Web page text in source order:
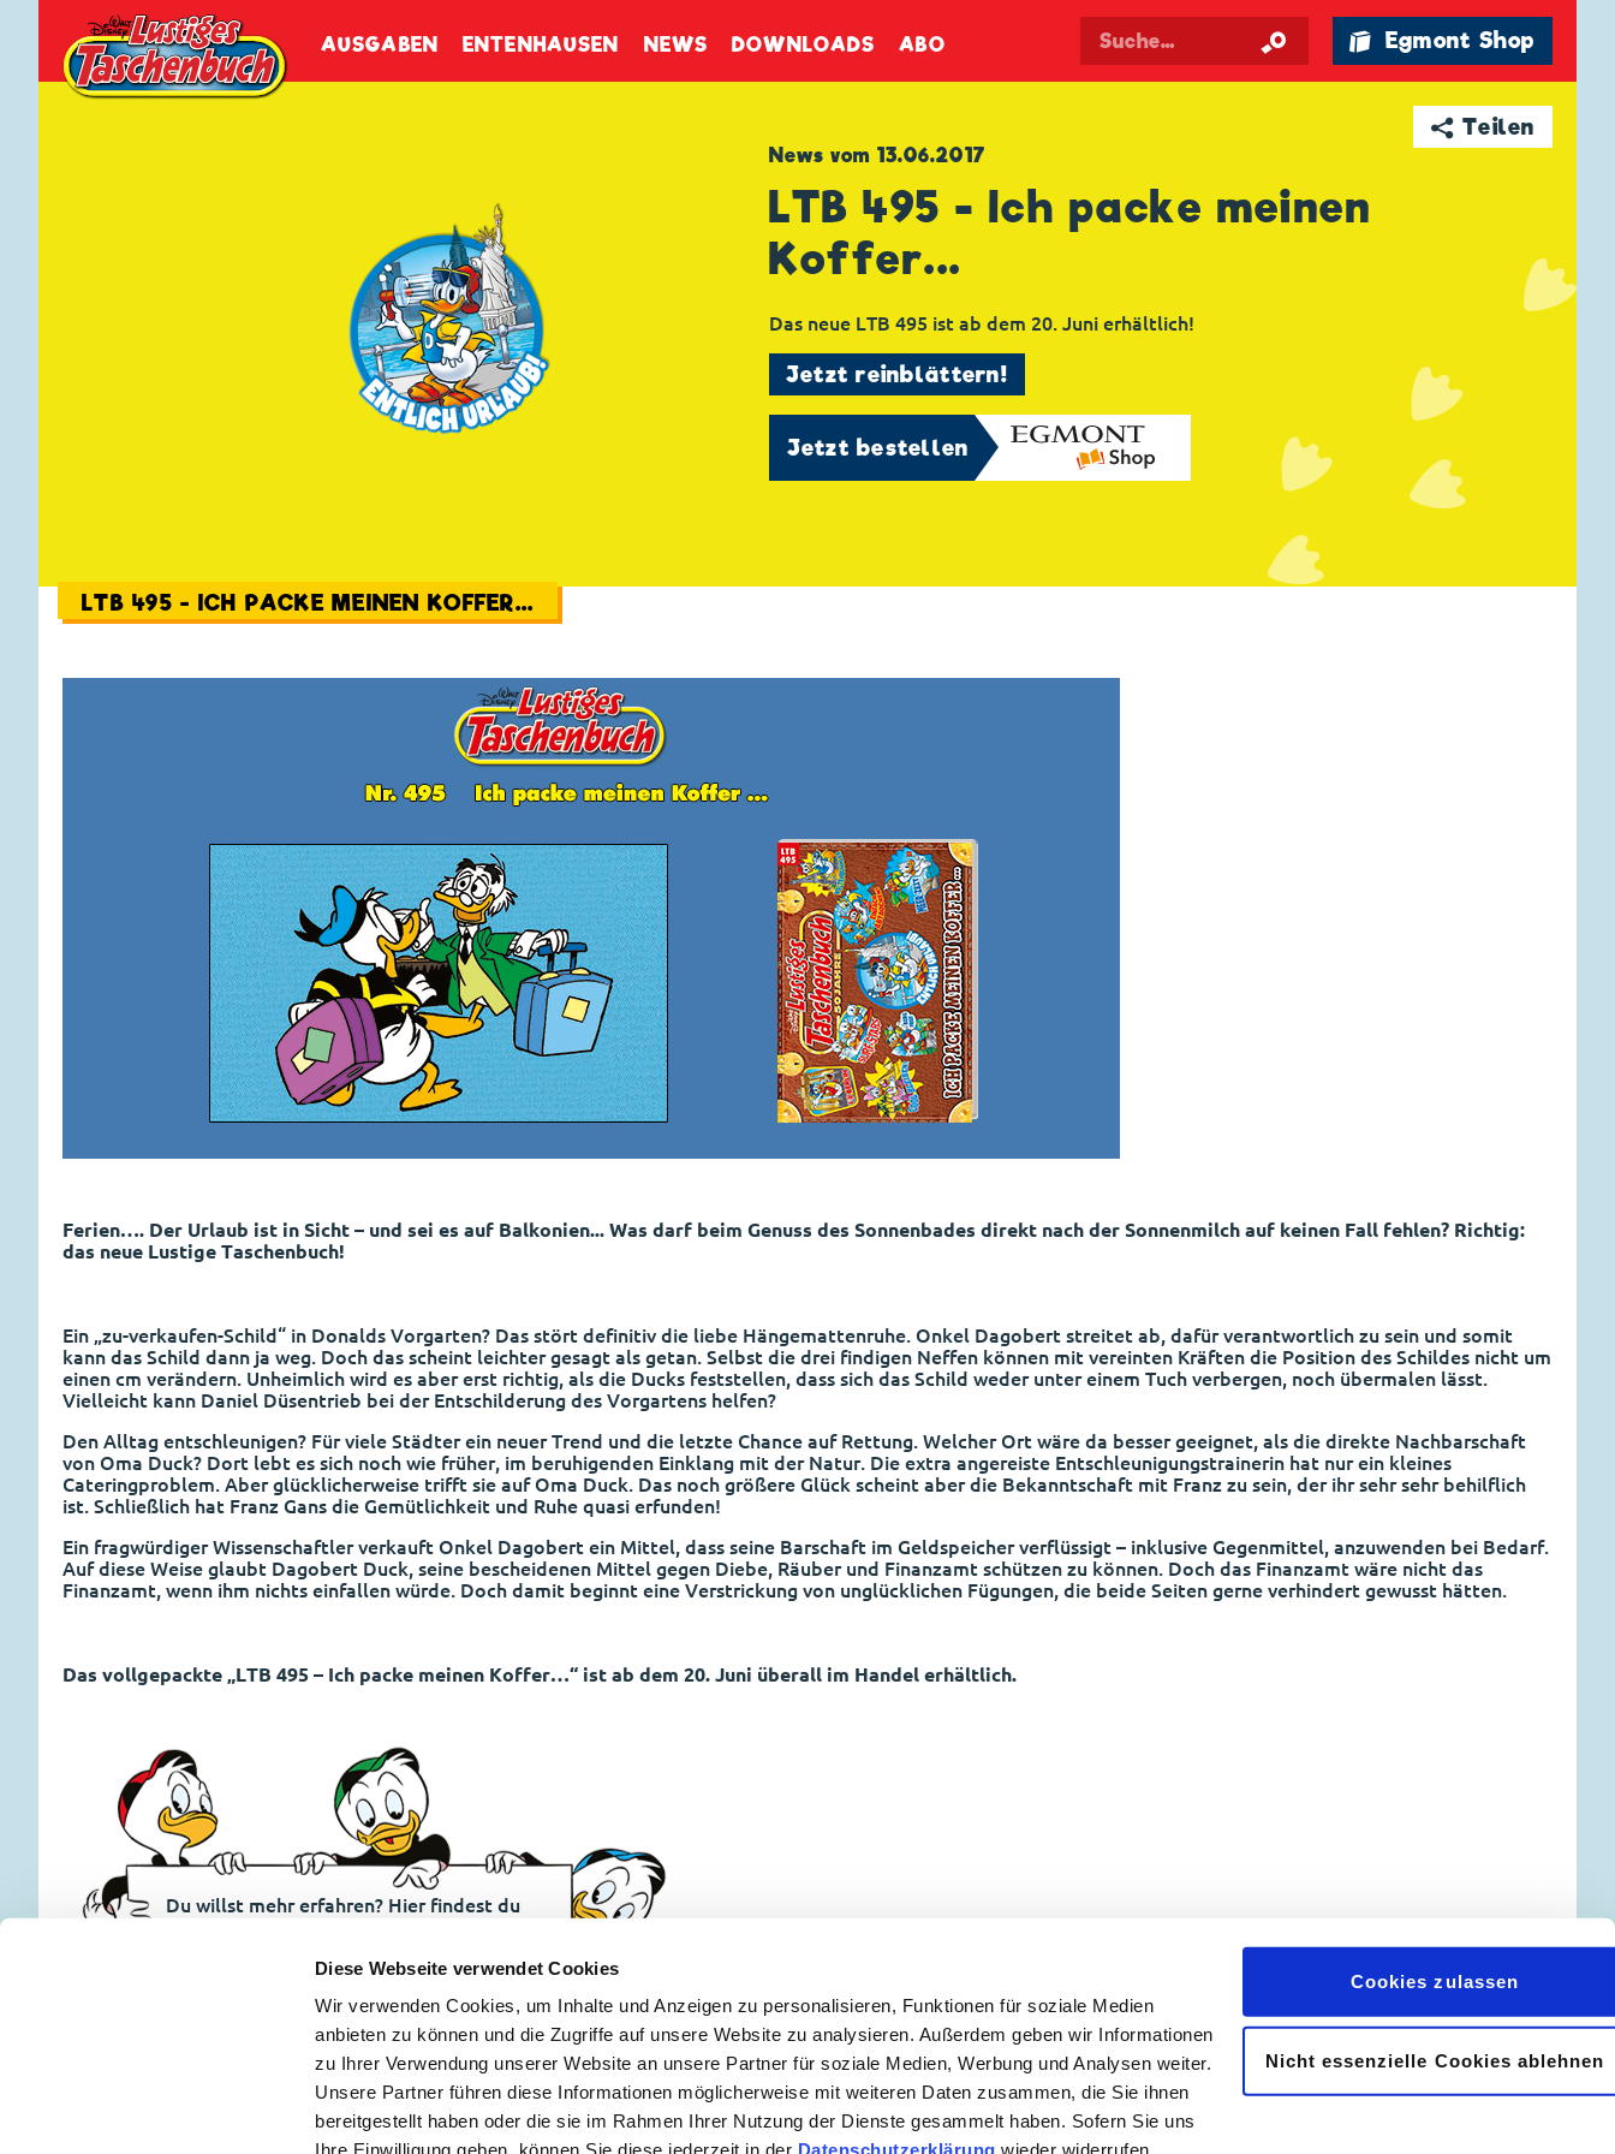
Diese Webseite verwendet Cookies
Wir verwenden Cookies, um Inhalte und Anzeigen zu personalisieren, Funktionen für soziale Medien
anbieten zu können und die Zugriffe auf unsere Website zu analysieren. Außerdem geben wir Informationen
zu Ihrer Verwendung unserer Website an unsere Partner für soziale Medien, Werbung und Analysen weiter.
Unsere Partner führen diese Informationen möglicherweise mit weiteren Daten zusammen, die Sie ihnen
bereitgestellt haben oder die sie im Rahmen Ihrer Nutzung der Dienste gesammelt haben. Sofern Sie uns
Ihre Einwilligung geben, können Sie diese jederzeit in der Datenschutzerklärung wieder widerrufen.
Cookies zulassen
Nicht essenzielle Cookies ablehnen
AUSGABEN ENTENHAUSEN NEWS DOWNLOADS ABO 🛍 Egmont Shop
➦ Teilen
News vom 13.06.2017
LTB 495 - Ich packe meinen
Koffer...
Das neue LTB 495 ist ab dem 20. Juni erhältlich!
Jetzt reinblättern!
Jetzt bestellen
LTB 495 - ICH PACKE MEINEN KOFFER...
Ferien…. Der Urlaub ist in Sicht – und sei es auf Balkonien... Was darf beim Genuss des Sonnenbades direkt nach der Sonnenmilch auf keinen Fall fehlen? Richtig:
das neue Lustige Taschenbuch!
Ein „zu-verkaufen-Schild“ in Donalds Vorgarten? Das stört definitiv die liebe Hängemattenruhe. Onkel Dagobert streitet ab, dafür verantwortlich zu sein und somit
kann das Schild dann ja weg. Doch das scheint leichter gesagt als getan. Selbst die drei findigen Neffen können mit vereinten Kräften die Position des Schildes nicht um
einen cm verändern. Unheimlich wird es aber erst richtig, als die Ducks feststellen, dass sich das Schild weder unter einem Tuch verbergen, noch übermalen lässt.
Vielleicht kann Daniel Düsentrieb bei der Entschilderung des Vorgartens helfen?
Den Alltag entschleunigen? Für viele Städter ein neuer Trend und die letzte Chance auf Rettung. Welcher Ort wäre da besser geeignet, als die direkte Nachbarschaft
von Oma Duck? Dort lebt es sich noch wie früher, im beruhigenden Einklang mit der Natur. Die extra angereiste Entschleunigungstrainerin hat nur ein kleines
Cateringproblem. Aber glücklicherweise trifft sie auf Oma Duck. Das noch größere Glück scheint aber die Bekanntschaft mit Franz zu sein, der ihr sehr sehr behilflich
ist. Schließlich hat Franz Gans die Gemütlichkeit und Ruhe quasi erfunden!
Ein fragwürdiger Wissenschaftler verkauft Onkel Dagobert ein Mittel, dass seine Barschaft im Geldspeicher verflüssigt – inklusive Gegenmittel, anzuwenden bei Bedarf.
Auf diese Weise glaubt Dagobert Duck, seine bescheidenen Mittel gegen Diebe, Räuber und Finanzamt schützen zu können. Doch das Finanzamt wäre nicht das
Finanzamt, wenn ihm nichts einfallen würde. Doch damit beginnt eine Verstrickung von unglücklichen Fügungen, die beide Seiten gerne verhindert gewusst hätten.
Das vollgepackte „LTB 495 – Ich packe meinen Koffer…“ ist ab dem 20. Juni überall im Handel erhältlich.
Du willst mehr erfahren? Hier findest du
Keine Neuigkeiten mehr verpassen! 🖋 ZUR NEWSLETTER ANMELDUNG
𝖿 📷